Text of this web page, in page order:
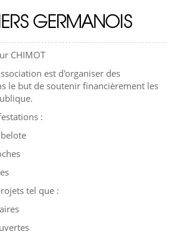
GERMANOIS
CHIMOT
est d'organiser des
le but de soutenir financièrement les
:
tel que :